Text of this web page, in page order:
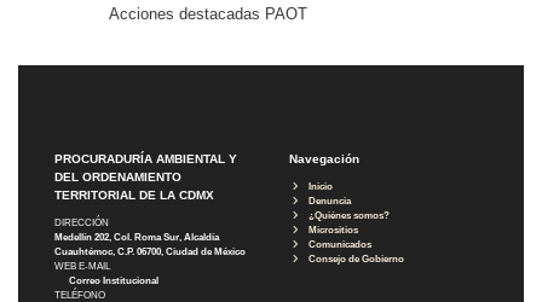
Acciones destacadas PAOT
PROCURADURÍA AMBIENTAL Y
DEL ORDENAMIENTO
TERRITORIAL DE LA CDMX
DIRECCIÓN
Medellín 202, Col. Roma Sur, Alcaldía
Cuauhtémoc, C.P. 06700, Ciudad de México
WEB E-MAIL
Correo Institucional
TELÉFONO
Navegación
Inicio
Denuncia
¿Quiénes somos?
Micrositios
Comunicados
Consejo de Gobierno